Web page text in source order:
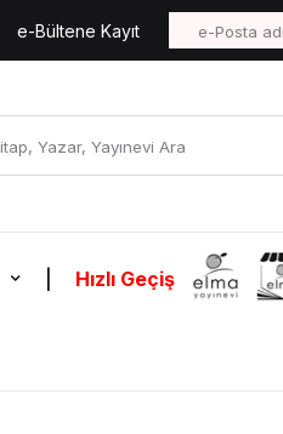
e-Bültene Kayıt
Hızlı Geçiş